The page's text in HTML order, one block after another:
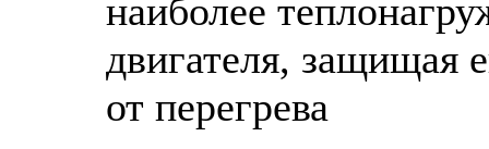
наиболее
двигателя, защищая
от перегрева